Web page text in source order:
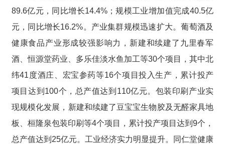
89.6亿元，同比增长14.4%；规模工业增加值完成40.5亿
元，同比增长16.2%。产业集群规模迅速扩大。葡萄酒及
健康食品产业形成较强影响力，新建和续建了九里春军
酒、恒源堂药业、多乐佳淡水鱼加工等30个项目，其中北
纬41度酒庄、宏宝参药等16个项目投入生产，累计投产
项目达到100个，总产值达到110亿元。包装印刷产业实
现规模化发展，新建和续建了豆宝宝生物胶及无醛家具地
板、桓隆泉包装印刷等4个项目，累计投产项目达到9个，
总产值达到25亿元。工业经济实力明显提升。同仁堂健康